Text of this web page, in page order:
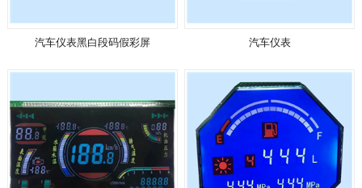
汽车仪表黑白段码假彩屏 汽车仪表